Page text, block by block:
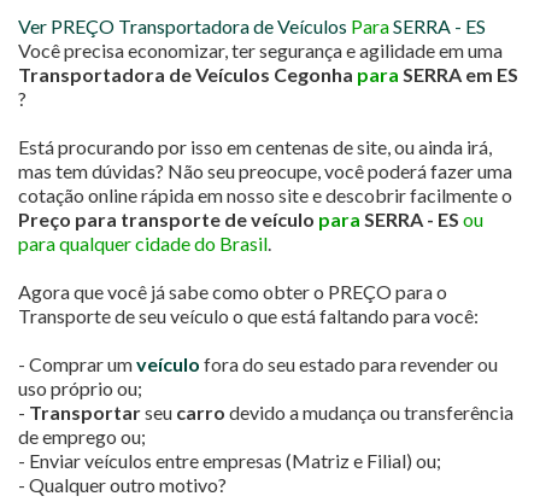
Ver PREÇO Transportadora de Veículos ParaSERRA - ES
Você precisa economizar, ter segurança e agilidade em uma
Transportadora de Veículos Cegonha para SERRA em ES
?
Está procurando por isso em centenas de site, ou ainda irá,
mas tem dúvidas? Não seu preocupe, você poderá fazer uma
cotação online rápida em nosso site e descobrir facilmente o
Preço para transporte de veículo para SERRA - ES ou
para qualquer cidade do Brasil.
Agora que você já sabe como obter o PREÇO para o
Transporte de seu veículo o que está faltando para você:
- Comprar umveículo fora do seu estado para revender ou
uso próprio ou;
- Transportarseu carro devido a mudança ou transferência
de emprego ou;
- Enviar veículos entre empresas (Matriz e Filial) ou;
- Qualquer outro motivo?